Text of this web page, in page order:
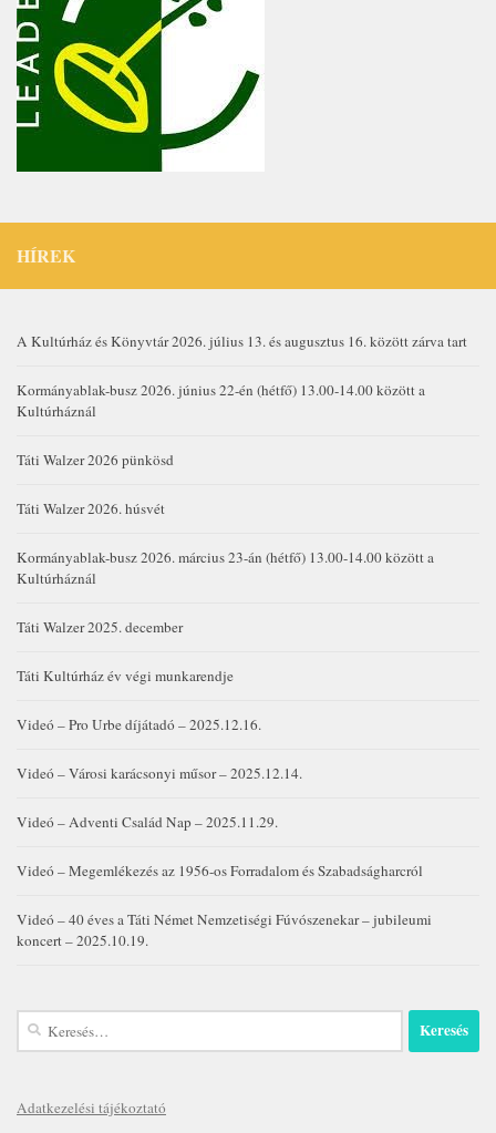
HÍREK
A Kultúrház és Könyvtár 2026. július 13. és augusztus 16. között zárva tart
Kormányablak-busz 2026. június 22-én (hétfő) 13.00-14.00 között a
Kultúrháznál
Táti Walzer 2026 pünkösd
Táti Walzer 2026. húsvét
Kormányablak-busz 2026. március 23-án (hétfő) 13.00-14.00 között a
Kultúrháznál
Táti Walzer 2025. december
Táti Kultúrház év végi munkarendje
Videó – Pro Urbe díjátadó – 2025.12.16.
Videó – Városi karácsonyi műsor – 2025.12.14.
Videó – Adventi Család Nap – 2025.11.29.
Videó – Megemlékezés az 1956-os Forradalom és Szabadságharcról
Videó – 40 éves a Táti Német Nemzetiségi Fúvószenekar – jubileumi
koncert – 2025.10.19.
Keresés:
Adatkezelési tájékoztató